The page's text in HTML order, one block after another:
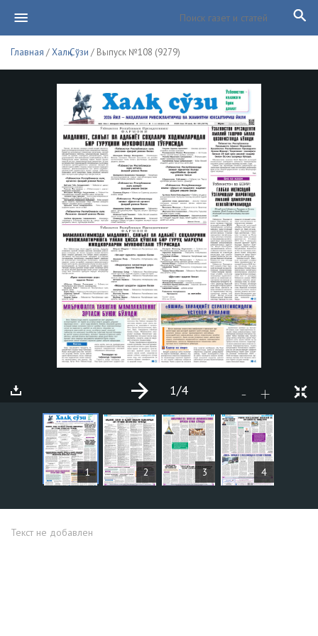
Главная /Халқ Сўзи / Выпуск №108 (9279)
1 2 3 4
- +
1/4
СТАТЬИ
Текст не добавлен